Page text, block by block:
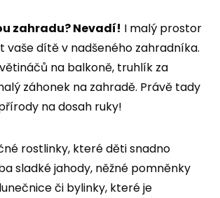
zahradu? Nevadí! I malý prostor
vaše dítě v nadšeného zahradníka.
na balkoně, truhlík za
záhonek na zahradě. Právě tady
na dosah ruky!
rostlinky, které děti snadno
sladké jahody, něžné pomněnky
či bylinky, které je